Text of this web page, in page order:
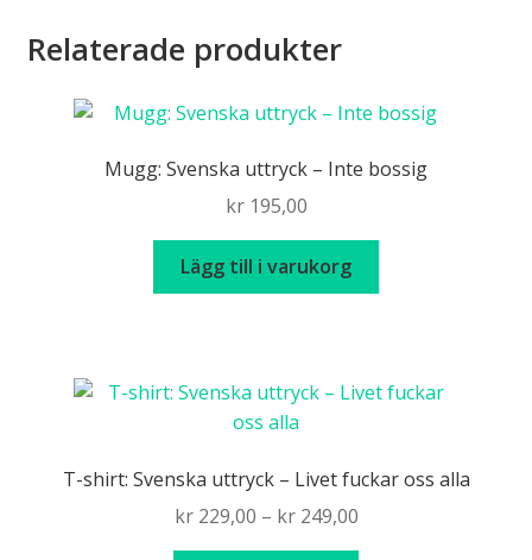
Relaterade produkter
Mugg: Svenska uttryck – Inte bossig
kr195,00
Lägg till i varukorg
T-shirt: Svenska uttryck – Livet fuckar oss alla
kr229,00 – kr249,00Price
range: